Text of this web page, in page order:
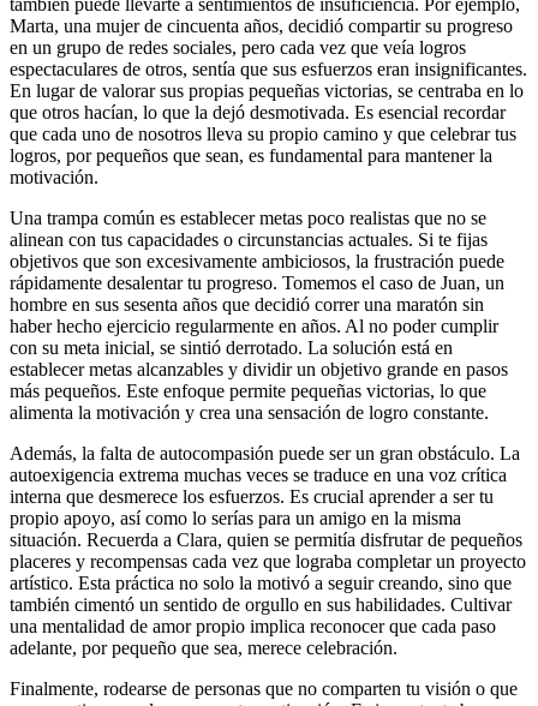
Marta, una mujer de cincuenta años, decidió compartir su progreso
en un grupo de redes sociales, pero cada vez que veía logros
espectaculares de otros, sentía que sus esfuerzos eran insignificantes.
En lugar de valorar sus propias pequeñas victorias, se centraba en lo
que otros hacían, lo que la dejó desmotivada. Es esencial recordar
que cada uno de nosotros lleva su propio camino y que celebrar tus
logros, por pequeños que sean, es fundamental para mantener la
motivación.
Una trampa común es establecer metas poco realistas que no se
alinean con tus capacidades o circunstancias actuales. Si te fijas
objetivos que son excesivamente ambiciosos, la frustración puede
rápidamente desalentar tu progreso. Tomemos el caso de Juan, un
hombre en sus sesenta años que decidió correr una maratón sin
haber hecho ejercicio regularmente en años. Al no poder cumplir
con su meta inicial, se sintió derrotado. La solución está en
establecer metas alcanzables y dividir un objetivo grande en pasos
más pequeños. Este enfoque permite pequeñas victorias, lo que
alimenta la motivación y crea una sensación de logro constante.
Además, la falta de autocompasión puede ser un gran obstáculo. La
autoexigencia extrema muchas veces se traduce en una voz crítica
interna que desmerece los esfuerzos. Es crucial aprender a ser tu
propio apoyo, así como lo serías para un amigo en la misma
situación. Recuerda a Clara, quien se permitía disfrutar de pequeños
placeres y recompensas cada vez que lograba completar un proyecto
artístico. Esta práctica no solo la motivó a seguir creando, sino que
también cimentó un sentido de orgullo en sus habilidades. Cultivar
una mentalidad de amor propio implica reconocer que cada paso
adelante, por pequeño que sea, merece celebración.
Finalmente, rodearse de personas que no comparten tu visión o que